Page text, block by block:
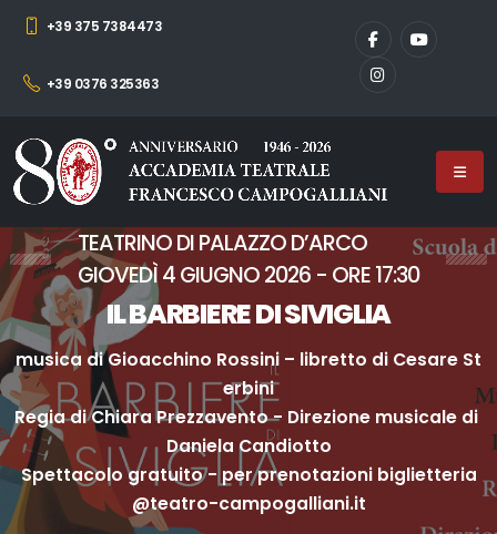
+39 375 7384473
+39 0376 325363
TEATRINO DI PALAZZO D’ARCO
GIOVEDÌ 4 GIUGNO 2026 - ORE 17:30
IL BARBIERE DI SIVIGLIA
musica diGioacchino Rossini – libretto di Cesare St
erbini
RegiadiChiara Prezzavento- Direzione musicale di
Daniela Candiotto
Spettacolo gratuito- perprenotazioni biglietteria
@teatro-campogalliani.it